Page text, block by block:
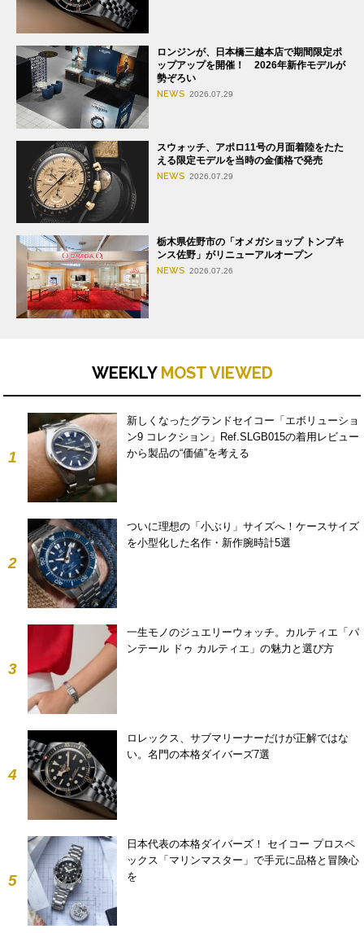
ロンジンが、日本橋三越本店で期間限定ポ
ップアップを開催！ 2026年新作モデルが
勢ぞろい
NEWS 2026.07.29
スウォッチ、アポロ11号の月面着陸をたた
える限定モデルを当時の金価格で発売
NEWS 2026.07.29
栃木県佐野市の「オメガショップ トンプキ
ンス佐野」がリニューアルオープン
NEWS 2026.07.26
WEEKLY MOST VIEWED
1
新しくなったグランドセイコー「エボリューショ
ン9 コレクション」Ref.SLGB015の着用レビュー
から製品の“価値”を考える
2
ついに理想の「小ぶり」サイズへ！ケースサイズ
を小型化した名作・新作腕時計5選
3
一生モノのジュエリーウォッチ。カルティエ「パ
ンテール ドゥ カルティエ」の魅力と選び方
4
ロレックス、サブマリーナーだけが正解ではな
い。名門の本格ダイバーズ7選
5
日本代表の本格ダイバーズ！ セイコー プロスペ
ックス「マリンマスター」で手元に品格と冒険心
を